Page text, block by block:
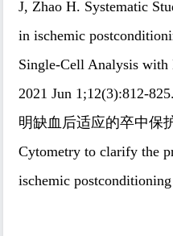
J, Zhao H. Systematic
in ischemic
Single-Cell Analysis
2021 Jun 1;12(3):812-
明缺血后适应的卒中保
Cytometry to clarify the
ischemic